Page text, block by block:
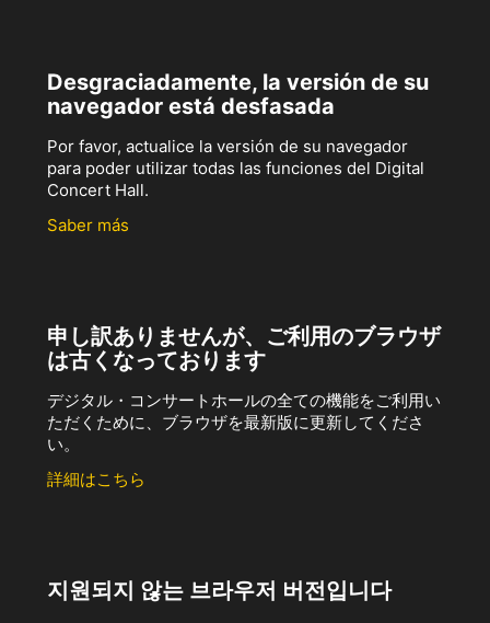
Desgraciadamente, la versión de su
navegador está desfasada
Por favor, actualice la versión de su navegador
para poder utilizar todas las funciones del Digital
Concert Hall.
Saber más
申し訳ありませんが、ご利用のブラウザ
は古くなっております
デジタル・コンサートホールの全ての機能をご利用い
ただくために、ブラウザを最新版に更新してくださ
い。
詳細はこちら
지원되지 않는 브라우저 버전입니다